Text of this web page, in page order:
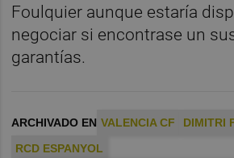
Foulquier aunque estaría
negociar si encontrase un
garantías.
ARCHIVADO EN VALENCIA CF
DIMITRI
RCD ESPANYOL